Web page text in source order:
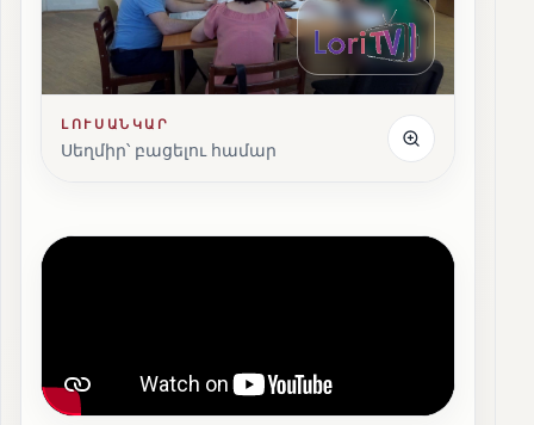
ԼՈՒՍԱՆԿԱՐ
Սեղմիր՝ բացելու համար